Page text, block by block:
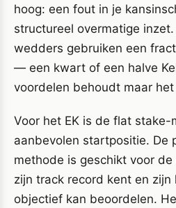
hoog: een fout in je
structureel overmatige
wedders gebruiken een
— een kwart of een halve
voordelen behoudt maar
Voor het EK is de flat stake-
aanbevolen startpositie. De
methode is geschikt voor
zijn track record kent en zijn
objectief kan beoordelen.